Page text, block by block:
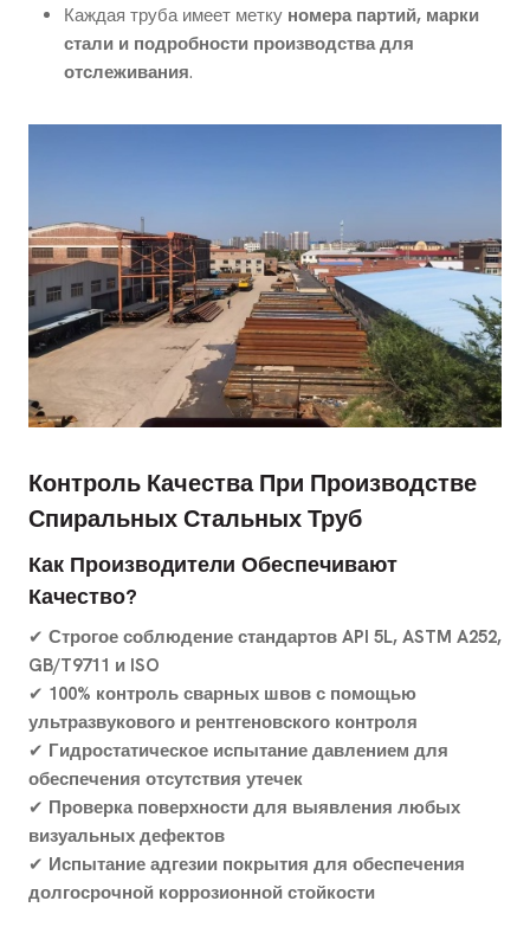
Каждая труба имеет метку номера партий, марки
стали и подробности производства для
отслеживания.
Контроль Качества При Производстве
Спиральных Стальных Труб
Как Производители Обеспечивают
Качество?
✔ Строгое соблюдение стандартов API 5L, ASTM A252,
GB/T9711 и ISO
✔ 100% контроль сварных швов с помощью
ультразвукового и рентгеновского контроля
✔ Гидростатическое испытание давлением для
обеспечения отсутствия утечек
✔ Проверка поверхности для выявления любых
визуальных дефектов
✔ Испытание адгезии покрытия для обеспечения
долгосрочной коррозионной стойкости